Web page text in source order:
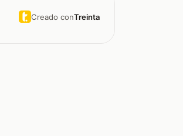
Creado conTreinta